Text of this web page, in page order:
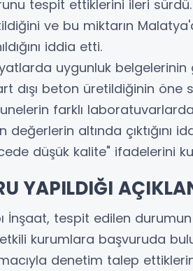
tespit ettiklerini ileri sürdü.
ve bu miktarın
iddia etti.
uygunluk
dışı beton üretildiğinin öne
farklı
değerlerin altında çıktığını
düşük kalite" ifadelerini
YAPILDIĞI
İnşaat, tespit edilen
kurumlara başvuruda
denetim talep